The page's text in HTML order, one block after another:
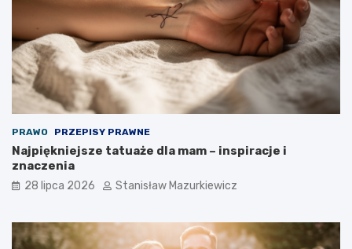
PRAWO PRZEPISY PRAWNE
Najpiękniejsze tatuaże dla mam – inspiracje i
znaczenia
28 lipca 2026 Stanisław Mazurkiewicz